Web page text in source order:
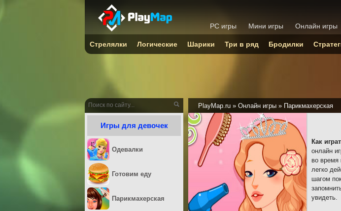
PlayMap.ru » Онлайн игры » Парикмахерская
Как
онлайн
во время
легко
шагом
увидеть.
Игры для девочек
Одевалки
Готовим еду
Парикмахерская
PC игры Мини игры Онлайн игры
Стрелялки Логические Шарики Три в ряд Бродилки